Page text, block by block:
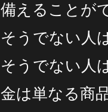
備えることが
そうでない人
そうでない人
金は単なる商